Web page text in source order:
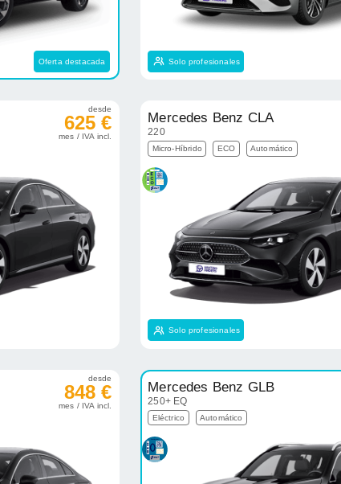
Oferta destacada Solo profesionales
desde
625 €
mes / IVA incl.
Mercedes Benz CLA
220
Micro-Híbrido ECO Automático
Solo profesionales
desde
848 €
mes / IVA incl.
Mercedes Benz GLB
250+ EQ
Eléctrico Automático